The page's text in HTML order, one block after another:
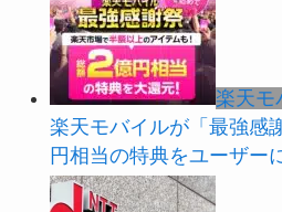
楽天モ
楽天モバイルが「最強感
円相当の特典をユーザー